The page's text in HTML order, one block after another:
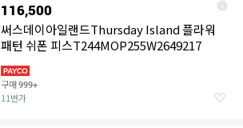
116,500
써스데이아일랜드Thursday Island 플라워
패턴 쉬폰 피스T244MOP255W2649217
구매999+
11번가